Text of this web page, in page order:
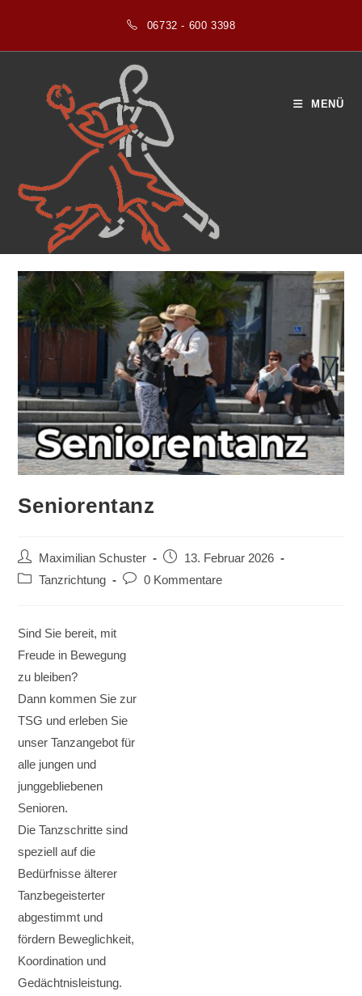
springen
06732 - 600 3398
MENÜ
> 2026 Februar 13 > Tanzrichtung
Seniorentanz
Beitrags-
Autor:
Maximilian Schuster
Beitrag
veröffentlicht:
13. Februar 2026
Beitrags-
Tanzrichtung
Beitrags-0 Kommentare
Sind Sie bereit, mit
Freude in Bewegung
zu bleiben?
Dann kommen Sie zur
TSG und erleben Sie
unser Tanzangebot für
alle jungen und
junggebliebenen
Senioren.
Die Tanzschritte sind
speziell auf die
Bedürfnisse älterer
Tanzbegeisterter
abgestimmt und
fördern Beweglichkeit,
Koordination und
Gedächtnisleistung.